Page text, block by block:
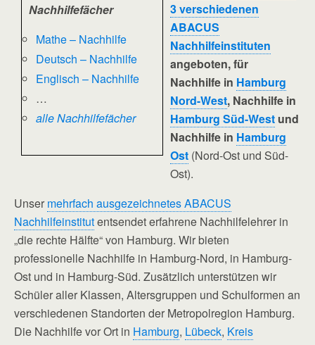
Nachhilfefächer
Mathe – Nachhilfe
Deutsch – Nachhilfe
Englisch – Nachhilfe
…
alle Nachhilfefächer
3 verschiedenen
ABACUS
Nachhilfeinstituten
angeboten, für
Nachhilfe in Hamburg
Nord-West, Nachhilfe in
Hamburg Süd-West und
Nachhilfe in Hamburg
Ost (Nord-Ost und Süd-
Ost).
Unser mehrfach ausgezeichnetes ABACUS
Nachhilfeinstitutentsendet erfahrene Nachhilfelehrer in
„die rechte Hälfte“ von Hamburg. Wir bieten
professionelle Nachhilfe in Hamburg-Nord, in Hamburg-
Ost und in Hamburg-Süd. Zusätzlich unterstützen wir
Schüler aller Klassen, Altersgruppen und Schulformen an
verschiedenen Standorten der Metropolregion Hamburg.
Die Nachhilfe vor Ort in Hamburg, Lübeck, Kreis